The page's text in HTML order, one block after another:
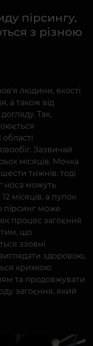
пірсингу,
з різною
людини, якості
а також від
Так,
Зазвичай
місяців. Мочка
тижнів, тоді
носа можуть
місяців, а пупок
пірсинг може
процес загоєння
що
ззовні
здоровою,
крихкою.
та продовжувати
загоєння, який